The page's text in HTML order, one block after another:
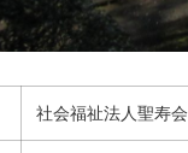
社会福祉法人聖寿会